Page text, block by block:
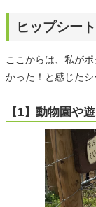
ヒップシー
ここからは、私が
かった！と感じたシ
【1】動物園や